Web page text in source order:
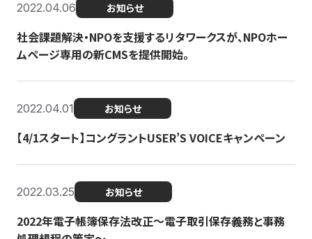
2022.04.06 お知らせ
社会課題解決・NPOを支援するリタワークスが、NPOホー
ムページ専用の新CMSを提供開始。
2022.04.01 お知らせ
【4/1スタート】コングラントUSER’S VOICEキャンペーン
2022.03.25 お知らせ
2022年電子帳簿保存法改正～電子取引保存義務と事務